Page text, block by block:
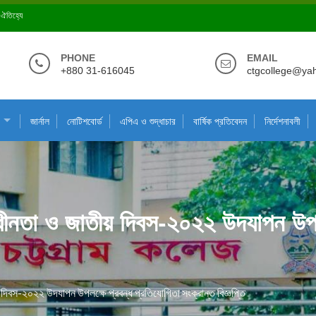
ঐতিহ্যে
PHONE
+880 31-616045
EMAIL
জার্নাল নোটিশবোর্ড এপিএ ও শুদ্ধাচার বার্ষিক প্রতিবেদন নির্দেশনাবলী
ও জাতীয় দিবস-২০২২ উদযাপন
দিবস-২০২২ উদযাপন উপলক্ষে প্রবন্ধ প্রতিযোগিতা সংক্রান্ত বিজ্ঞপ্তি